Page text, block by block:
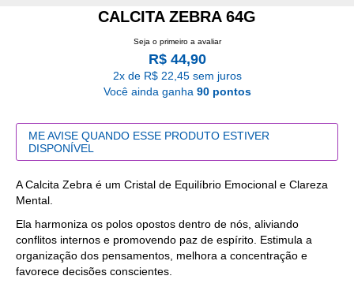
CALCITA ZEBRA 64G
Seja o primeiro a avaliar
R$ 44,90
2x de R$ 22,45 sem juros
Você ainda ganha 90 pontos
ME AVISE QUANDO ESSE PRODUTO ESTIVER
DISPONÍVEL
A Calcita Zebra é um Cristal de Equilíbrio Emocional e Clareza
Mental.
Ela harmoniza os polos opostos dentro de nós, aliviando
conflitos internos e promovendo paz de espírito. Estimula a
organização dos pensamentos, melhora a concentração e
favorece decisões conscientes.